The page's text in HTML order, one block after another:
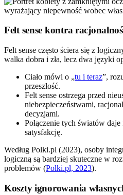
Felt sense kontra
Felt sense często ściera się z
walka dobra i zła, lecz dwa języki
Ciało mówi o „tu i teraz”,
przeszłość.
Felt sense ostrzega przed
niebezpieczeństwami,
decyzjami.
Połączenie tych światów daje
satysfakcję.
Według Polki.pl (2023), osoby
logiczną są bardziej skuteczne w
problemów (Polki.pl, 2023).
Koszty ignorowania